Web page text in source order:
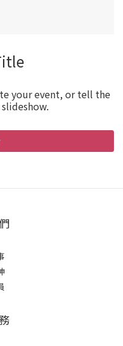
your event, or tell the